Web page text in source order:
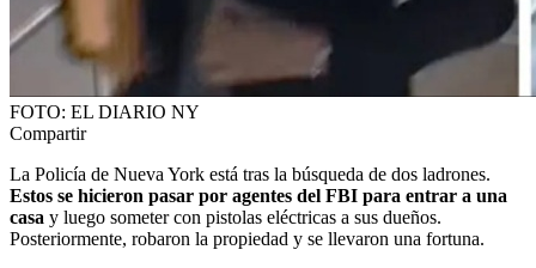
FOTO: EL DIARIO NY
Compartir
La Policía de Nueva York está tras la búsqueda de dos ladrones.
Estos se hicieron pasar por agentes del FBI para entrar a una
casa y luego someter con pistolas eléctricas a sus dueños.
Posteriormente, robaron la propiedad y se llevaron una fortuna.